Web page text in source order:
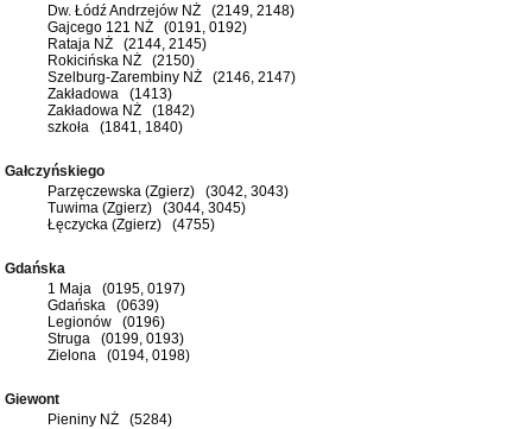
Dw. Łódź Andrzejów NŻ (2149, 2148)
Gajcego 121 NŻ (0191, 0192)
Rataja NŻ (2144, 2145)
Rokicińska NŻ (2150)
Szelburg-Zarembiny NŻ (2146, 2147)
Zakładowa (1413)
Zakładowa NŻ (1842)
szkoła (1841, 1840)
Gałczyńskiego
Parzęczewska (Zgierz) (3042, 3043)
Tuwima (Zgierz) (3044, 3045)
Łęczycka (Zgierz) (4755)
Gdańska
1 Maja (0195, 0197)
Gdańska (0639)
Legionów (0196)
Struga (0199, 0193)
Zielona (0194, 0198)
Giewont
Pieniny NŻ (5284)